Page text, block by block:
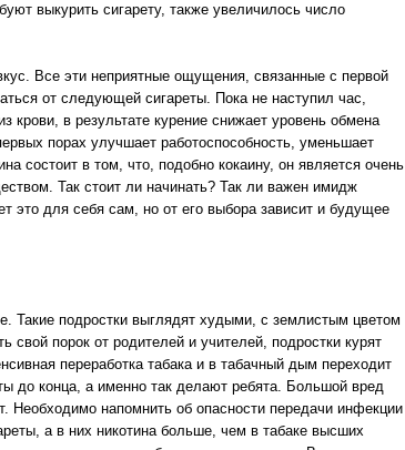
выкурить сигарету, также увеличилось число
Все эти неприятные ощущения, связанные с первой
от следующей сигареты. Пока не наступил час,
крови, в результате курение снижает уровень обмена
порах улучшает работоспособность, уменьшает
состоит в том, что, подобно кокаину, он является очень
Так стоит ли начинать? Так ли важен имидж
это для себя сам, но от его выбора зависит и будущее
Такие подростки выглядят худыми, с землистым цветом
порок от родителей и учителей, подростки курят
переработка табака и в табачный дым переходит
до конца, а именно так делают ребята. Большой вред
Необходимо напомнить об опасности передачи инфекции
а в них никотина больше, чем в табаке высших